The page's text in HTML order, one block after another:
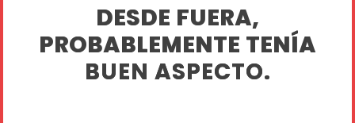
DESDE FUERA,
PROBABLEMENTE TENÍA
BUEN ASPECTO.